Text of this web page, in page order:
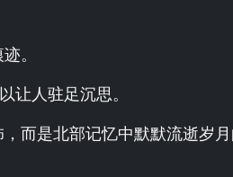
。
让人驻足沉思。
而是北部记忆中默默流逝岁月